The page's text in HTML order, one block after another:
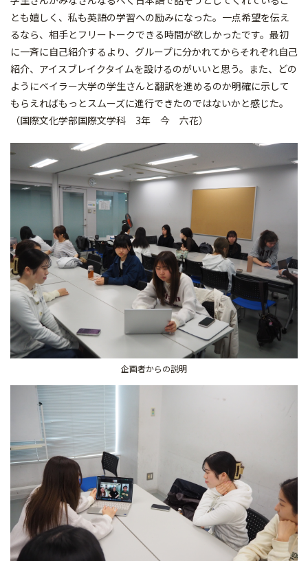
とも嬉しく、私も英語の学習への励みになった。一点希望を伝え
るなら、相手とフリートークできる時間が欲しかったです。最初
に一斉に自己紹介するより、グループに分かれてからそれぞれ自己
紹介、アイスブレイクタイムを設けるのがいいと思う。また、どの
ようにベイラー大学の学生さんと翻訳を進めるのか明確に示して
もらえればもっとスムーズに進行できたのではないかと感じた。
（国際文化学部国際文学科 3年 今 六花）
企画者からの説明